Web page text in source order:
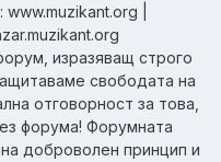
www.muzikant.org |
изразяващ строго
свободата на
отговорност за това,
форума! Форумната
доброволен принцип и